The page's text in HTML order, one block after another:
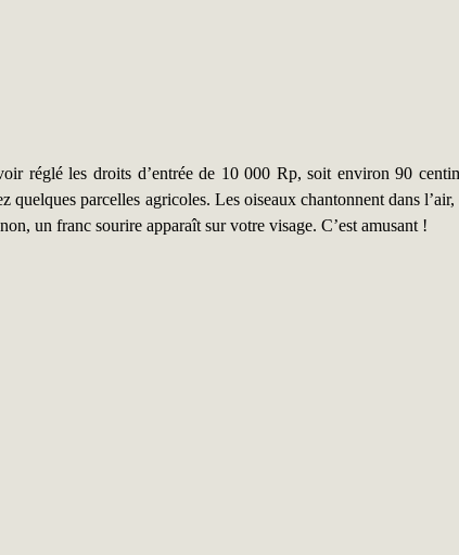
réglé les droits d’entrée de 10 000 Rp, soit environ 90
parcelles agricoles. Les oiseaux chantonnent dans
un franc sourire apparaît sur votre visage. C’est amusant !